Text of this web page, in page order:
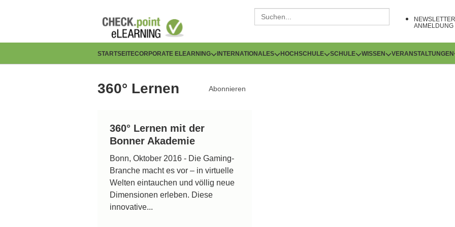
NEWSLETTER
ANMELDUNG
H
u
STARTSEITECORPORATE ELEARNING INTERNATIONALES HOCHSCHULE SCHULE WISSEN VERANSTALTUNGEN
360° Lernen Abonnieren
360° Lernen mit der
Bonner Akademie
Bonn, Oktober 2016 - Die Gaming-
Branche macht es vor – in virtuelle
Welten eintauchen und völlig neue
Dimensionen erleben. Diese
innovative...